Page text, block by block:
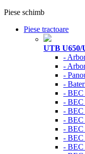
Piese schimb
Piese tractoare
UTB U650/
-
-
-
-
-
-
-
-
-
-
-